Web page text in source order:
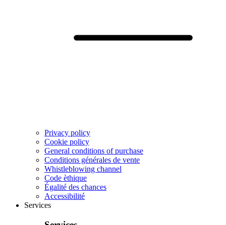
Privacy policy
Cookie policy
General conditions of purchase
Conditions générales de vente
Whistleblowing channel
Code èthique
Égalité des chances
Accessibilité
Services